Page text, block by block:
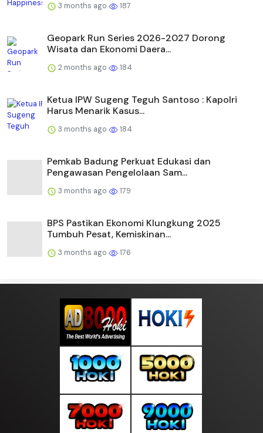
3 months ago 187
Geopark Run Series 2026-2027 Dorong
Wisata dan Ekonomi Daera...
2 months ago 184
Ketua IPW Sugeng Teguh Santoso : Kapolri
Harus Menarik Kasus...
3 months ago 184
Pemkab Badung Perkuat Edukasi dan
Pengawasan Pengelolaan Sam...
3 months ago 179
BPS Pastikan Ekonomi Klungkung 2025
Tumbuh Pesat, Kemiskinan...
3 months ago 176